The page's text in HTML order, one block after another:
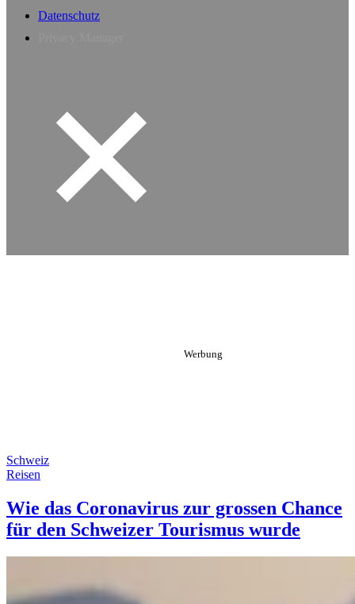
Datenschutz
Schweiz
Reisen
Wie das Coronavirus zur grossen Chance
für den Schweizer Tourismus wurde